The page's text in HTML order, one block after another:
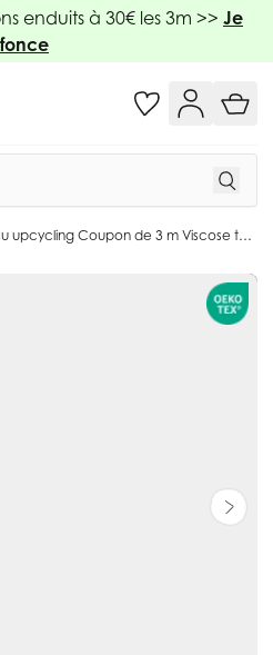
enduits à 30€ les 3m >> Je
fonce
Tissu upcycling Coupon de 3 m Viscose texturé Beige nacré